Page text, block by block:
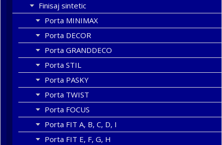
Finisaj sintetic
Porta MINIMAX
Porta DECOR
Porta GRANDDECO
Porta STIL
Porta PASKY
Porta TWIST
Porta FOCUS
Porta FIT A, B, C, D, I
Porta FIT E, F, G, H